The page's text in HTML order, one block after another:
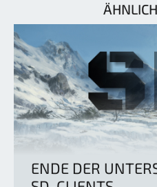
ENDE DER